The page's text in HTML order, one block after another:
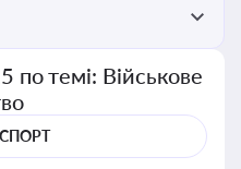
по темі: Військове